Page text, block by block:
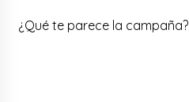
¿Qué te parece la campaña?